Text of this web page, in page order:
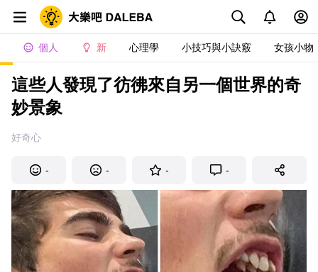
個人 新 心理學 小技巧與小訣竅 女孩小物
這些人發現了彷彿來自另一個世界的奇
妙景象
好奇心
- - - -